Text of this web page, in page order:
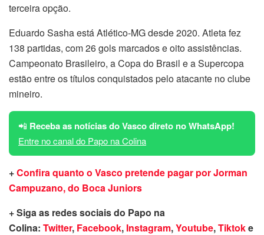
terceira opção.
Eduardo Sasha está Atlético-MG desde 2020. Atleta fez
138 partidas, com 26 gols marcados e oito assistências.
Campeonato Brasileiro, a Copa do Brasil e a Supercopa
estão entre os títulos conquistados pelo atacante no clube
mineiro.
📲 Receba as notícias do Vasco direto no WhatsApp!
Entre no canal do Papo na Colina
+Confira quanto o Vasco pretende pagar por Jorman
Campuzano, do Boca Juniors
+ Siga as redes sociais do Papo na
Colina: Twitter, Facebook, Instagram,Youtube,Tiktoke